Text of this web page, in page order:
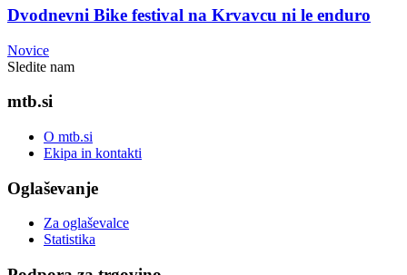
Dvodnevni Bike festival na Krvavcu ni le enduro
Novice
Sledite nam
mtb.si
O mtb.si
Ekipa in kontakti
Oglaševanje
Za oglaševalce
Statistika